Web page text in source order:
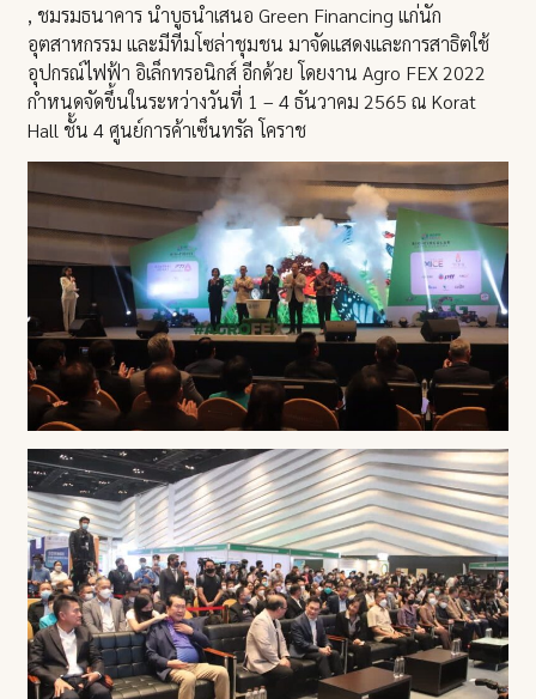
, ชมรมธนาคาร นำบูธนำเสนอ Green Financing แก่นัก
อุตสาหกรรม และมีทีมโซล่าชุมชน มาจัดแสดงและการสาธิตใช้
อุปกรณ์ไฟฟ้า อิเล็กทรอนิกส์ อีกด้วย โดยงาน Agro FEX 2022
กำหนดจัดขึ้นในระหว่างวันที่ 1 – 4 ธันวาคม 2565 ณ Korat
Hall ชั้น 4 ศูนย์การค้าเซ็นทรัล โคราช